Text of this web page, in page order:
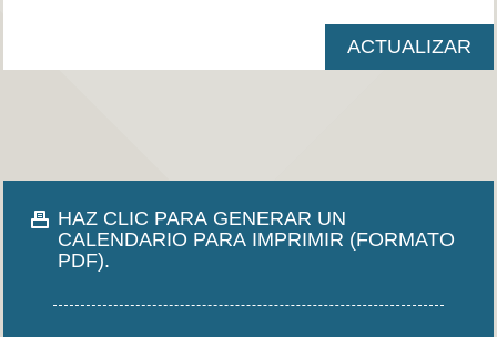
HAZ CLIC PARA GENERAR UN
CALENDARIO PARA IMPRIMIR (FORMATO
PDF).